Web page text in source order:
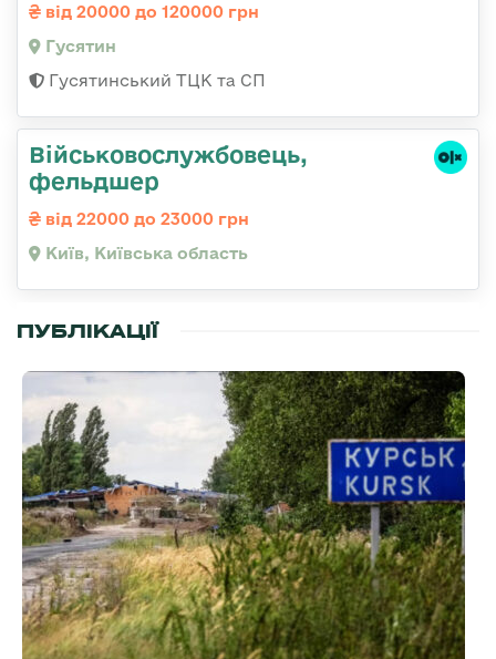
від 20000 до 120000 грн
Гусятин
Гусятинський ТЦК та СП
Військовослужбовець,
фельдшер
від 22000 до 23000 грн
Київ, Київська область
ПУБЛІКАЦІЇ